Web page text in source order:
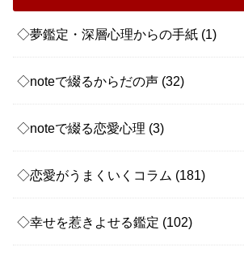
◇夢鑑定・深層心理からの手紙 (1)
◇noteで綴るからだの声 (32)
◇noteで綴る恋愛心理 (3)
◇恋愛がうまくいくコラム (181)
◇幸せを惹きよせる鑑定 (102)